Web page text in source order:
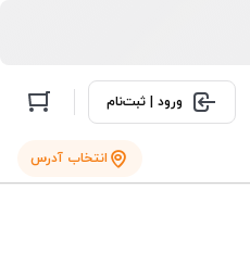
ورود | ثبت‌نام
انتخاب آدرس